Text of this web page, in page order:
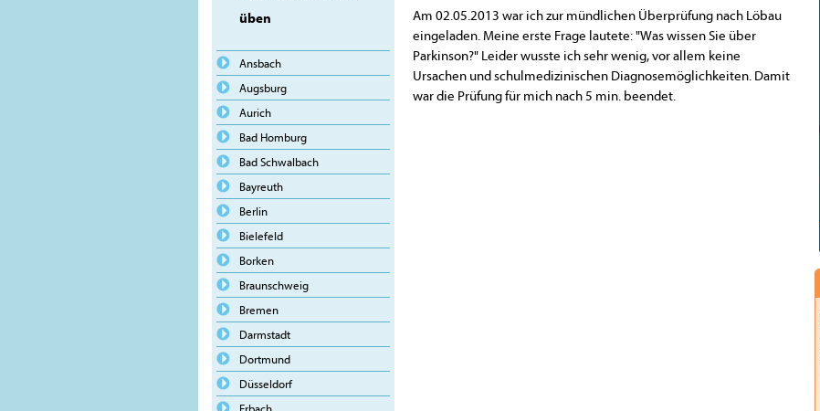
üben
Ansbach
Augsburg
Aurich
Bad Homburg
Bad Schwalbach
Bayreuth
Berlin
Bielefeld
Borken
Braunschweig
Bremen
Darmstadt
Dortmund
Düsseldorf
Am 02.05.2013 war ich zur mündlichen Überprüfung nach Löbau
eingeladen. Meine erste Frage lautete: "Was wissen Sie über
Parkinson?" Leider wusste ich sehr wenig, vor allem keine
Ursachen und schulmedizinischen Diagnosemöglichkeiten. Damit
war die Prüfung für mich nach 5 min. beendet.